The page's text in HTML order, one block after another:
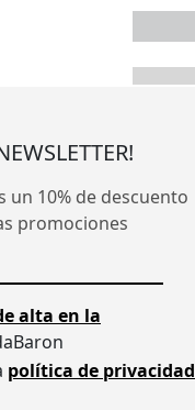
10% de descuento
promociones
alta en la
política de privacidad